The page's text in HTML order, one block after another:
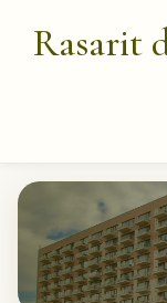
Rasarit